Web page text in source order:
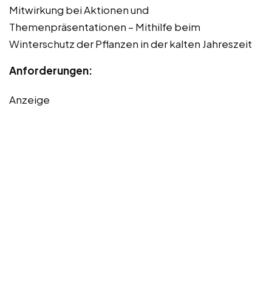
Mitwirkung bei Aktionen und
Themenpräsentationen – Mithilfe beim
Winterschutz der Pflanzen in der kalten Jahreszeit
Anforderungen:
Anzeige